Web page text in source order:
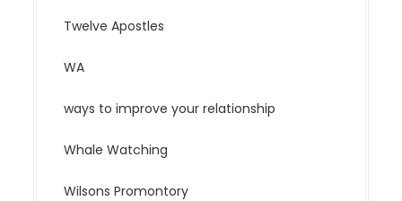
Twelve Apostles
WA
ways to improve your relationship
Whale Watching
Wilsons Promontory